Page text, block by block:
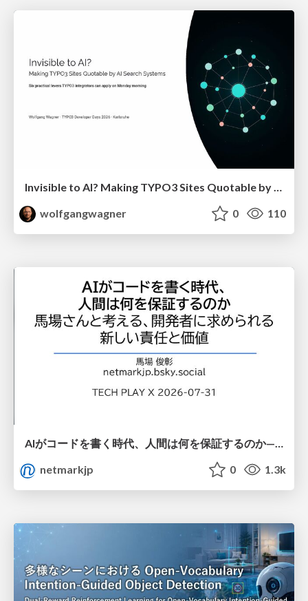
wolfgangwagner
0 110
AIがコードを書く時代、人間は何を保証するのか———馬場さんと考える、開発者に求められる新しい責任と価値 - TECH PLAY
netmarkjp
0 1.3k